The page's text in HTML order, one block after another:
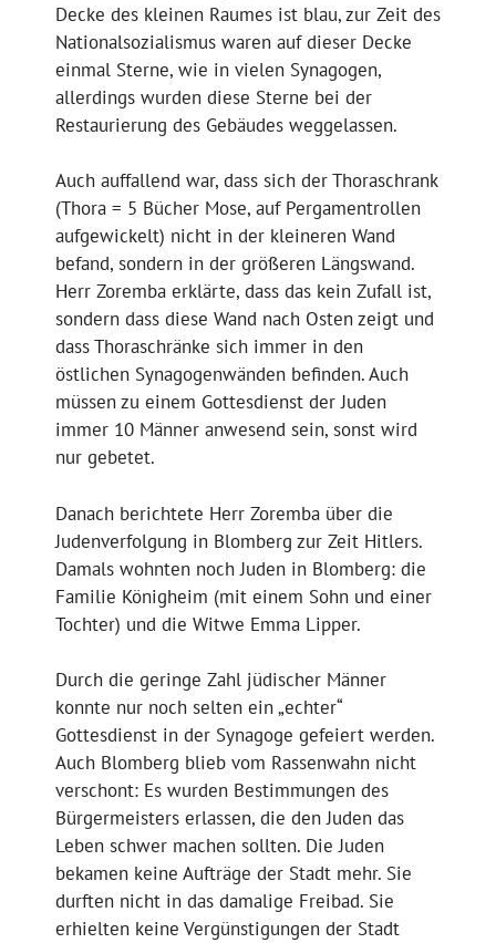
Decke des kleinen Raumes ist blau, zur Zeit des
Nationalsozialismus waren auf dieser Decke
einmal Sterne, wie in vielen Synagogen,
allerdings wurden diese Sterne bei der
Restaurierung des Gebäudes weggelassen.
Auch auffallend war, dass sich der Thoraschrank
(Thora = 5 Bücher Mose, auf Pergamentrollen
aufgewickelt) nicht in der kleineren Wand
befand, sondern in der größeren Längswand.
Herr Zoremba erklärte, dass das kein Zufall ist,
sondern dass diese Wand nach Osten zeigt und
dass Thoraschränke sich immer in den
östlichen Synagogenwänden befinden. Auch
müssen zu einem Gottesdienst der Juden
immer 10 Männer anwesend sein, sonst wird
nur gebetet.
Danach berichtete Herr Zoremba über die
Judenverfolgung in Blomberg zur Zeit Hitlers.
Damals wohnten noch Juden in Blomberg: die
Familie Königheim (mit einem Sohn und einer
Tochter) und die Witwe Emma Lipper.
Durch die geringe Zahl jüdischer Männer
konnte nur noch selten ein „echter“
Gottesdienst in der Synagoge gefeiert werden.
Auch Blomberg blieb vom Rassenwahn nicht
verschont: Es wurden Bestimmungen des
Bürgermeisters erlassen, die den Juden das
Leben schwer machen sollten. Die Juden
bekamen keine Aufträge der Stadt mehr. Sie
durften nicht in das damalige Freibad. Sie
erhielten keine Vergünstigungen der Stadt